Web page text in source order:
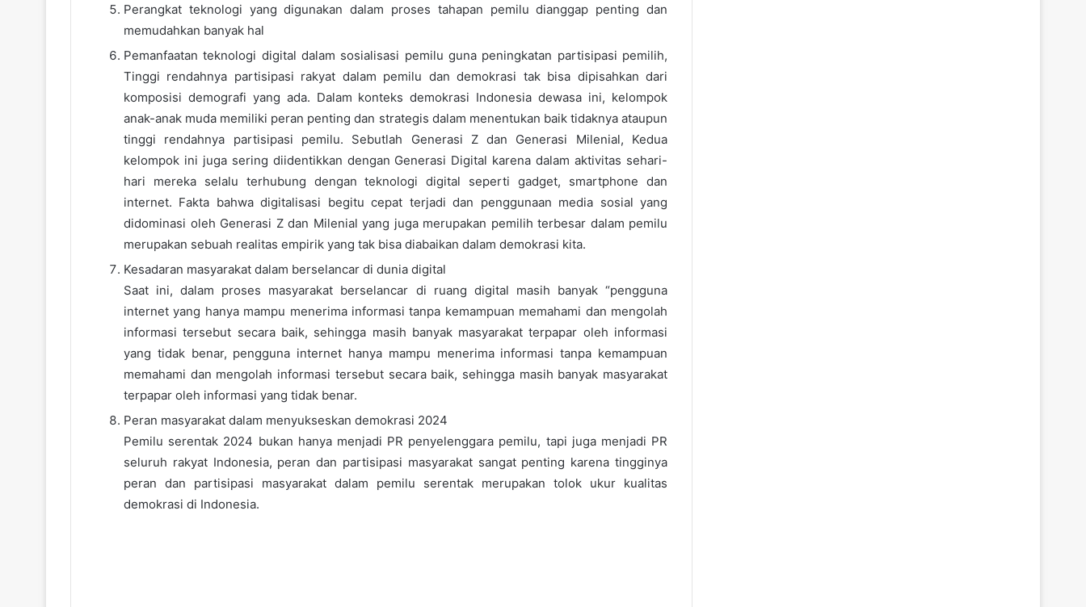
Perangkat teknologi yang digunakan dalam proses tahapan pemilu dianggap penting dan
memudahkan banyak hal
Pemanfaatan teknologi digital dalam sosialisasi pemilu guna peningkatan partisipasi pemilih,
Tinggi rendahnya partisipasi rakyat dalam pemilu dan demokrasi tak bisa dipisahkan dari
komposisi demografi yang ada. Dalam konteks demokrasi Indonesia dewasa ini, kelompok
anak-anak muda memiliki peran penting dan strategis dalam menentukan baik tidaknya ataupun
tinggi rendahnya partisipasi pemilu. Sebutlah Generasi Z dan Generasi Milenial, Kedua
kelompok ini juga sering diidentikkan dengan Generasi Digital karena dalam aktivitas sehari-
hari mereka selalu terhubung dengan teknologi digital seperti gadget, smartphone dan
internet. Fakta bahwa digitalisasi begitu cepat terjadi dan penggunaan media sosial yang
didominasi oleh Generasi Z dan Milenial yang juga merupakan pemilih terbesar dalam pemilu
merupakan sebuah realitas empirik yang tak bisa diabaikan dalam demokrasi kita.
Kesadaran masyarakat dalam berselancar di dunia digital
Saat ini, dalam proses masyarakat berselancar di ruang digital masih banyak “pengguna
internet yang hanya mampu menerima informasi tanpa kemampuan memahami dan mengolah
informasi tersebut secara baik, sehingga masih banyak masyarakat terpapar oleh informasi
yang tidak benar, pengguna internet hanya mampu menerima informasi tanpa kemampuan
memahami dan mengolah informasi tersebut secara baik, sehingga masih banyak masyarakat
terpapar oleh informasi yang tidak benar.
Peran masyarakat dalam menyukseskan demokrasi 2024
Pemilu serentak 2024 bukan hanya menjadi PR penyelenggara pemilu, tapi juga menjadi PR
seluruh rakyat Indonesia, peran dan partisipasi masyarakat sangat penting karena tingginya
peran dan partisipasi masyarakat dalam pemilu serentak merupakan tolok ukur kualitas
demokrasi di Indonesia.